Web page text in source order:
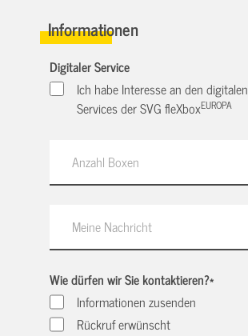
Informationen
Digitaler Service
Ich habe Interesse an den digitalen
Services der SVG fleXboxEUROPA
Wie dürfen wir Sie kontaktieren?*
Informationen zusenden
Rückruf erwünscht